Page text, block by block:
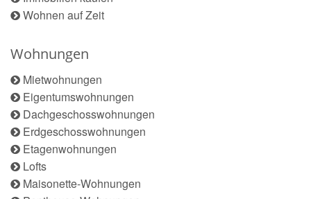
Wohnen auf Zeit
Wohnungen
Mietwohnungen
Eigentumswohnungen
Dachgeschosswohnungen
Erdgeschosswohnungen
Etagenwohnungen
Lofts
Maisonette-Wohnungen